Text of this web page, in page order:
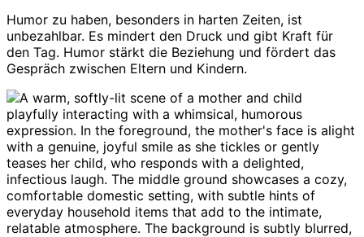
Humor zu haben, besonders in harten Zeiten, ist
unbezahlbar. Es mindert den Druck und gibt Kraft für
den Tag. Humor stärkt die Beziehung und fördert das
Gespräch zwischen Eltern und Kindern.